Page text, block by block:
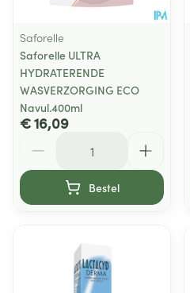
Saforelle
Saforelle ULTRA
HYDRATERENDE
WASVERZORGING ECO
Navul.400ml
€ 16,09
Bestel